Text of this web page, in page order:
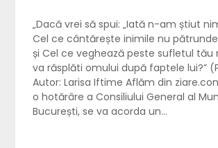
„Dacă vrei să spui: „Iată n-am știut
Cel ce cântărește inimile nu
și Cel ce veghează peste sufletul tău
va răsplăti omului după faptele lui?”
Autor: Larisa Iftime Aflăm din
o hotărâre a Consiliului General al
București, se va acorda un…